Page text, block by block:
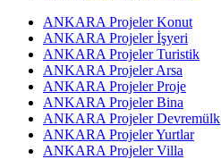
ANKARA Projeler Konut
ANKARA Projeler İşyeri
ANKARA Projeler Turistik
ANKARA Projeler Arsa
ANKARA Projeler Proje
ANKARA Projeler Bina
ANKARA Projeler Devremülk
ANKARA Projeler Yurtlar
ANKARA Projeler Villa